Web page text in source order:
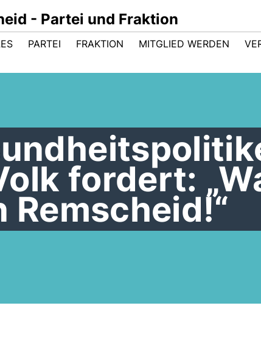
- Partei und Fraktion
PARTEI FRAKTION MITGLIED WERDEN
fordert:
Remscheid!“